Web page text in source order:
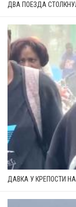
ДВА ПОЕЗДА
ДАВКА У КРЕПОСТИ